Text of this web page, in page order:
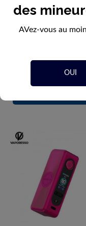
des
AVez-vous au
OUI
51,90 €
black